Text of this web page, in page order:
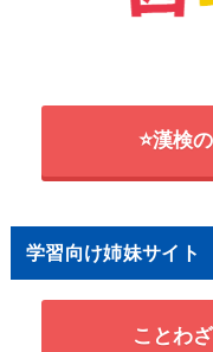
⭐漢検
学習向け姉妹サイト
ことわ